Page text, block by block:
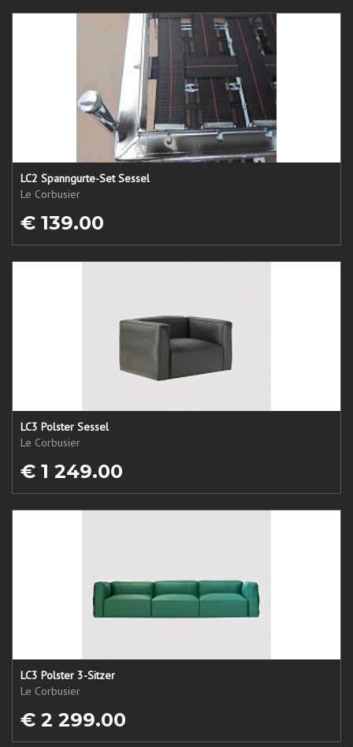
LC2 Spanngurte-Set Sessel
Le Corbusier
€ 139.00
LC3 Polster Sessel
Le Corbusier
€ 1 249.00
LC3 Polster 3-Sitzer
Le Corbusier
€ 2 299.00